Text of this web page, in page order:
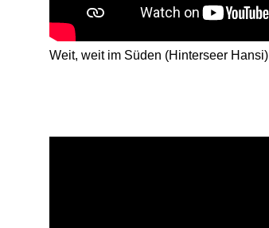
Weit, weit im Süden (Hinterseer Hansi)